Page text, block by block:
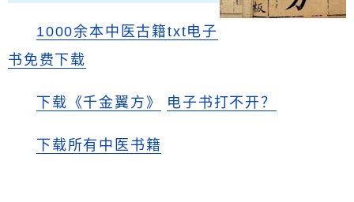
1000余本中医古籍txt电子
书免费下载
下载《千金翼方》 电子书打不开？
下载所有中医书籍